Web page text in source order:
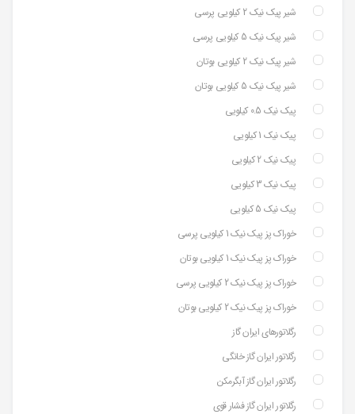
شیر پیک نیک 2 کیلویی پرسی
شیر پیک نیک 5 کیلویی پرسی
شیر پیک نیک 2 کیلویی بوتان
شیر پیک نیک 5 کیلویی بوتان
پیک نیک 0.5 کیلویی
پیک نیک 1 کیلویی
پیک نیک 2 کیلویی
پیک نیک 3 کیلویی
پیک نیک 5 کیلویی
خوراک پز پیک نیک 1 کیلویی پرسی
خوراک پز پیک نیک 1 کیلویی بوتان
خوراک پز پیک نیک 2 کیلویی پرسی
خوراک پز پیک نیک 2 کیلویی بوتان
رگلاتورهای ایران گاز
رگلاتور ایران گاز خانگی
رگلاتور ایران گاز آبگرمکن
رگلاتور ایران گاز فشار قوی